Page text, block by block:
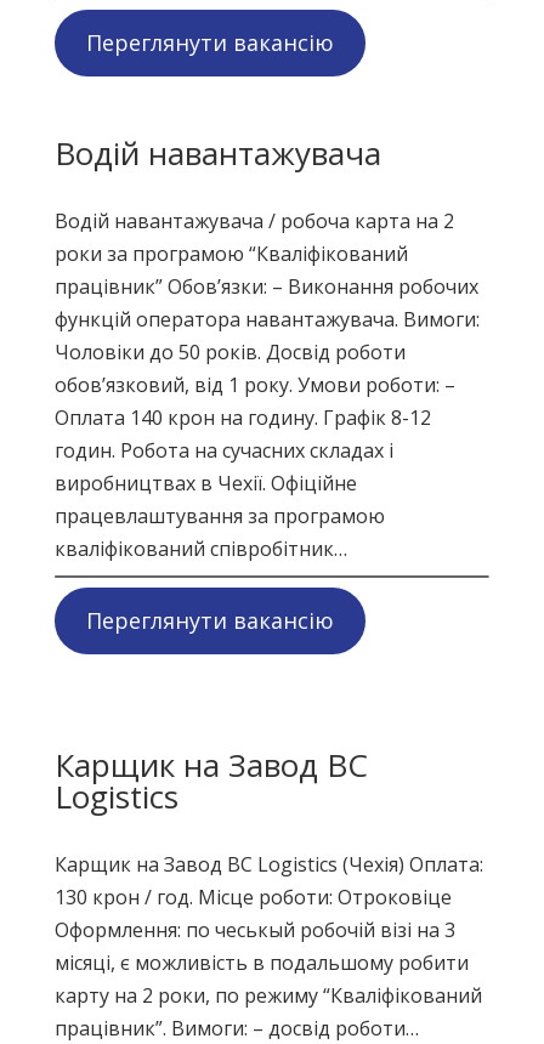
Переглянути вакансію
Водій навантажувача
Водій навантажувача / робоча карта на 2
роки за програмою “Кваліфікований
працівник” Обов’язки: – Виконання робочих
функцій оператора навантажувача. Вимоги:
Чоловіки до 50 років. Досвід роботи
обов’язковий, від 1 року. Умови роботи: –
Оплата 140 крон на годину. Графік 8-12
годин. Робота на сучасних складах і
виробництвах в Чехії. Офіційне
працевлаштування за програмою
кваліфікований співробітник…
Переглянути вакансію
Карщик на Завод BC
Logistics
Карщик на Завод BC Logistics (Чехія) Оплата:
130 крон / год. Місце роботи: Отроковіце
Оформлення: по чеськый робочій візі на 3
місяці, є можливість в подальшому робити
карту на 2 роки, по режиму “Кваліфікований
працівник”. Вимоги: – досвід роботи…